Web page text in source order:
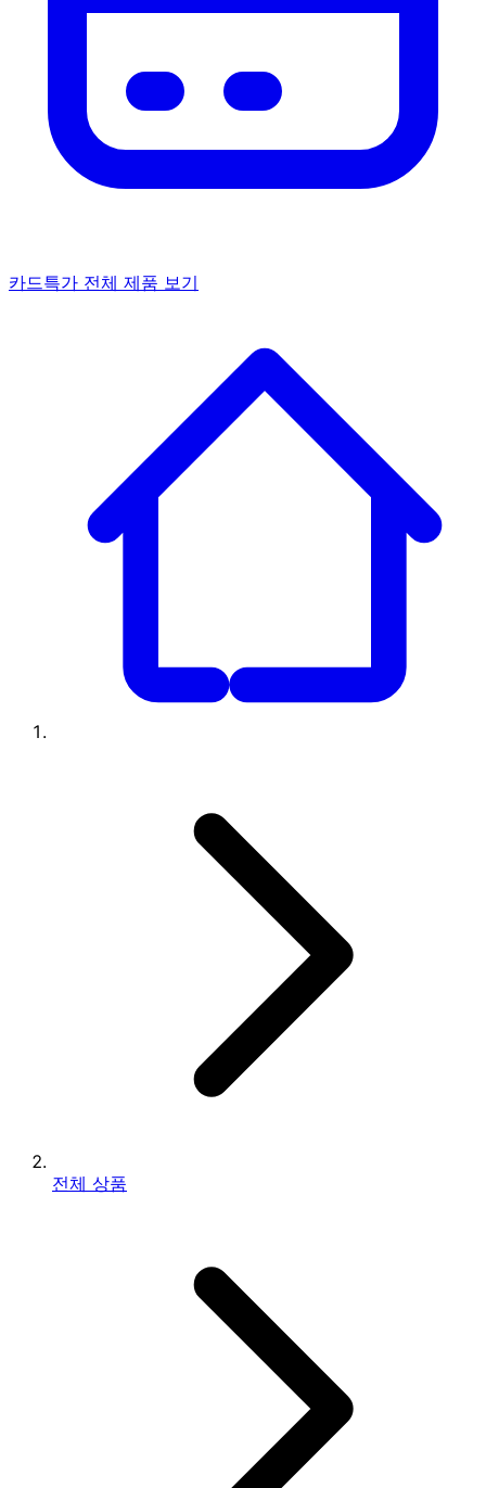
카드특가 전체 제품 보기
전체 상품